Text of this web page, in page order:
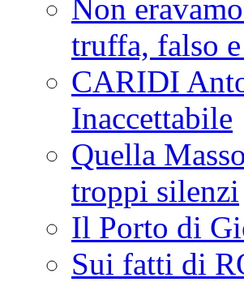
Non
truffa, falso
CARIDI
Inaccettabile
Quella
troppi silenzi
Il Porto di
Sui fatti di